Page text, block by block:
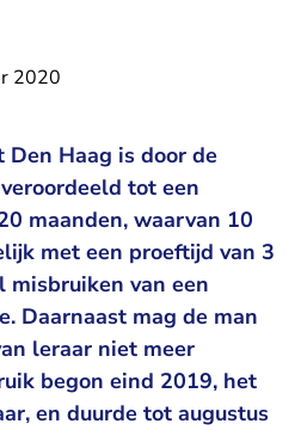
2020
Haag is door de
tot een
maanden, waarvan 10
met een proeftijd van 3
misbruiken van een
Daarnaast mag de man
leraar niet meer
begon eind 2019, het
en duurde tot augustus